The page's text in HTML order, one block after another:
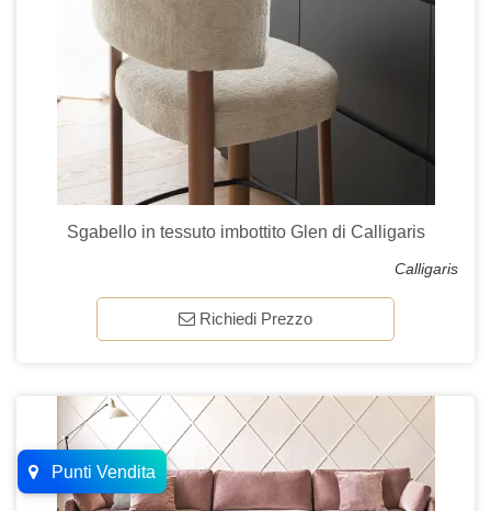
Sgabello in tessuto imbottito Glen di Calligaris
Calligaris
Richiedi Prezzo
Punti Vendita